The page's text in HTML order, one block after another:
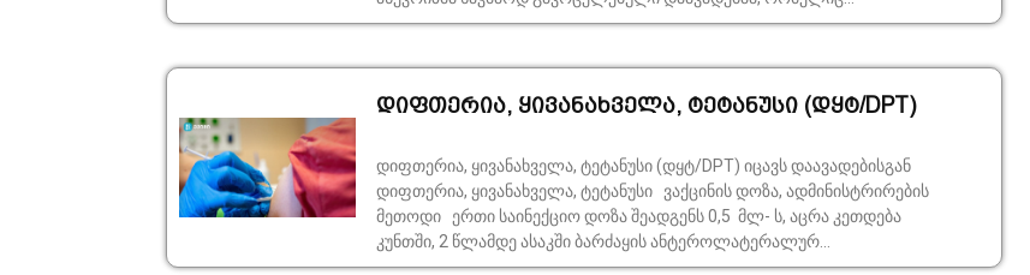
დიფთერია, ყივანახველა, ტეტანუსი (დყტ/DPT)
დიფთერია, ყივანახველა, ტეტანუსი (დყტ/DPT) იცავს დაავადებისგან
დიფთერია, ყივანახველა, ტეტანუსი ვაქცინის დოზა, ადმინისტრირების
მეთოდი ერთი საინექციო დოზა შეადგენს 0,5 მლ- ს, აცრა კეთდება
კუნთში, 2 წლამდე ასაკში ბარძაყის ანტეროლატერალურ...